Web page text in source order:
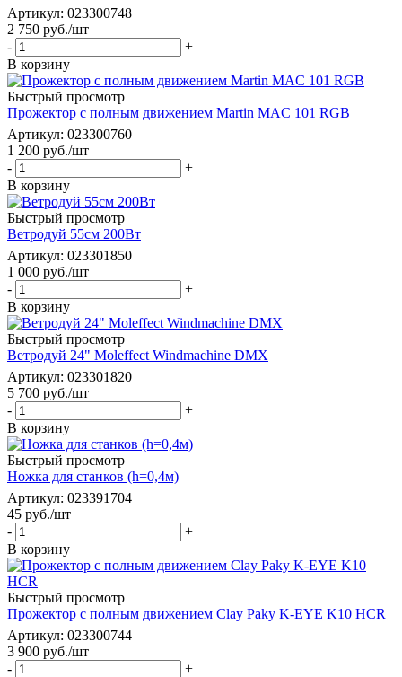
Артикул: 023300748
2 750 руб./шт
-
+
В корзину
Быстрый просмотр
Прожектор с полным движением Martin MAC 101 RGB
Артикул: 023300760
1 200 руб./шт
-
+
В корзину
Быстрый просмотр
Ветродуй 55см 200Вт
Артикул: 023301850
1 000 руб./шт
-
+
В корзину
Быстрый просмотр
Ветродуй 24" Moleffect Windmachine DMX
Артикул: 023301820
5 700 руб./шт
-
+
В корзину
Быстрый просмотр
Ножка для станков (h=0,4м)
Артикул: 023391704
45 руб./шт
-
+
В корзину
Быстрый просмотр
Прожектор с полным движением Clay Paky K-EYE K10 HCR
Артикул: 023300744
3 900 руб./шт
-
+